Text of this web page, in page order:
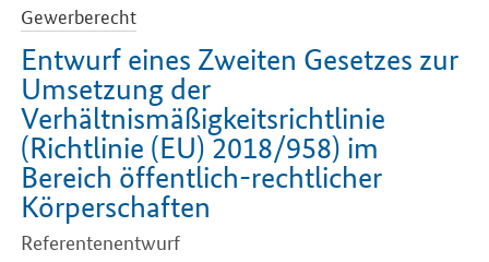
Gewerberecht
Entwurf eines Zweiten Gesetzes zur
Umsetzung der
Verhältnismäßigkeitsrichtlinie
(Richtlinie (EU) 2018/958) im
Bereich öffentlich-rechtlicher
Körperschaften
Referentenentwurf